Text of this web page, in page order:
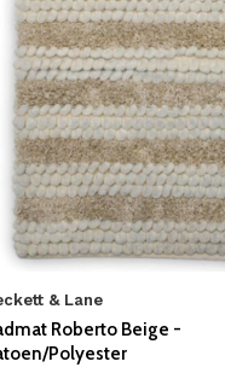
& Lane
Roberto Beige -
Polyester